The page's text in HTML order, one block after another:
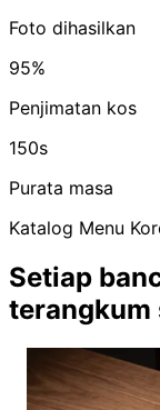
Foto dihasilkan
95%
Penjimatan kos
150s
Purata masa
Katalog Menu
Setiap
terangkum